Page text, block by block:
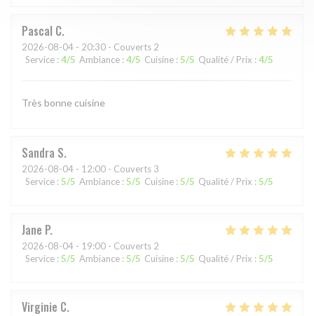
Pascal C
2026-08-04 - 20:30 - Couverts 2
Service :4/5 Ambiance : 4/5 Cuisine : 5/5 Qualité / Prix : 4/5
Très bonne cuisine
Sandra S
2026-08-04 - 12:00 - Couverts 3
Service : 5/5 Ambiance : 5/5 Cuisine : 5/5 Qualité / Prix : 5/5
Jane P
2026-08-04 - 19:00 - Couverts 2
Service : 5/5 Ambiance : 5/5 Cuisine : 5/5 Qualité / Prix : 5/5
Virginie C